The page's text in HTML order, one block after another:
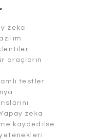
zeka
araçların
testler
zeka
kaydedilse